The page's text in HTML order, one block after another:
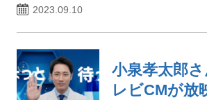
2023.09.10
小泉孝太郎
レビCMが放